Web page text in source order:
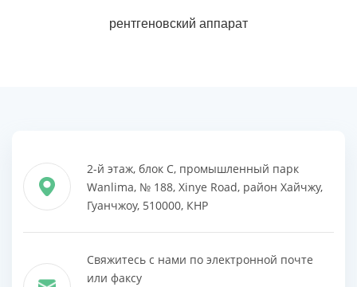
рентгеновский аппарат
2-й этаж, блок C, промышленный парк
Wanlima, № 188, Xinye Road, район Хайчжу,
Гуанчжоу, 510000, КНР
Свяжитесь с нами по электронной почте
или факсу